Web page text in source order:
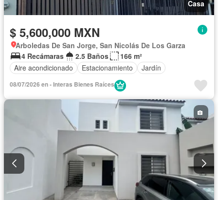
Casa
$ 5,600,000 MXN
Arboledas De San Jorge, San Nicolás De Los Garza
4 Recámaras
2.5 Baños
166 m²
Aire acondicionado
Estacionamiento Jardín
08/07/2026 en - Interas Bienes Raíces